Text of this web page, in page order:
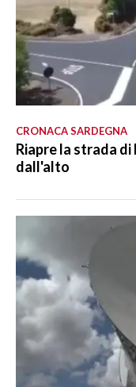
CRONACA SARDEGNA
Riapre la strada
dall'alto